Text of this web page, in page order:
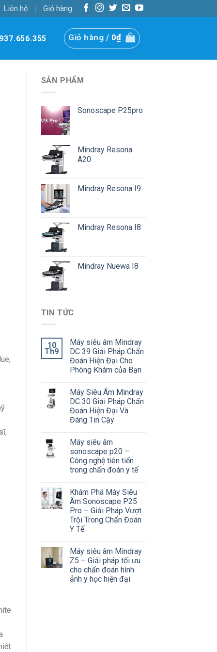
Liên hệ Giỏ hàng
Giỏ hàng / 0₫
SẢN PHẨM
Sonoscape P25pro
Mindray Resona
A20
Mindray Resona I9
Mindray Resona I8
Mindray Nuewa I8
TIN TỨC
10
Th9
Máy siêu âm Mindray
DC 39 Giải Pháp Chẩn
Đoán Hiện Đại Cho
Phòng Khám của Bạn
Máy Siêu Âm Mindray
DC 30 Giải Pháp Chẩn
Đoán Hiện Đại Và
Đáng Tin Cậy
Máy siêu âm
sonoscape p20 –
Công nghệ tiên tiến
trong chẩn đoán y tế
Khám Phá Máy Siêu
Âm Sonoscape P25
Pro – Giải Pháp Vượt
Trội Trong Chẩn Đoán
Y Tế
Máy siêu âm Mindray
Z5 – Giải pháp tối ưu
cho chẩn đoán hình
ảnh y học hiện đại